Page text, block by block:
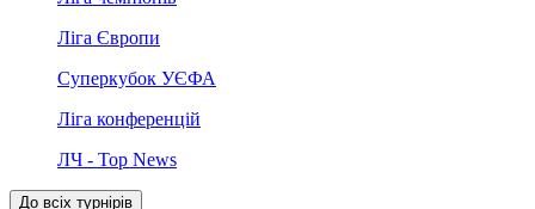
Ліга Європи
Суперкубок УЄФА
Ліга конференцій
ЛЧ - Top News
До всіх турнірів